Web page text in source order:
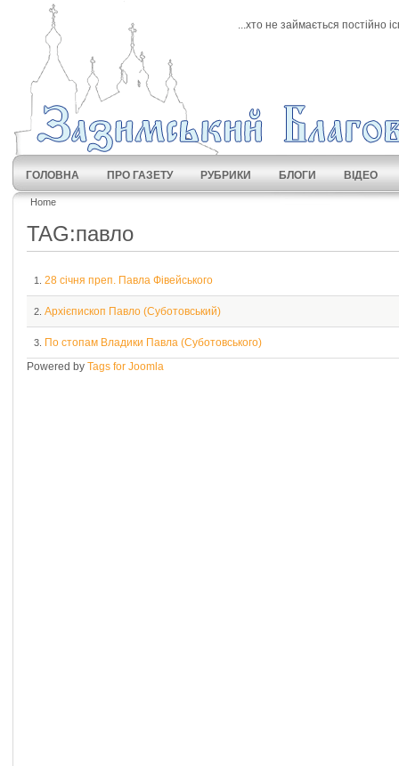
...хто не займається постійно
ГОЛОВНА ПРО ГАЗЕТУ РУБРИКИ БЛОГИ ВІДЕО
Home
TAG:павло
1. 28 січня преп. Павла Фівейського
2. Архієпископ Павло (Суботовський)
3.
По стопам Владики Павла (Суботовського)
Powered by Tags for Joomla